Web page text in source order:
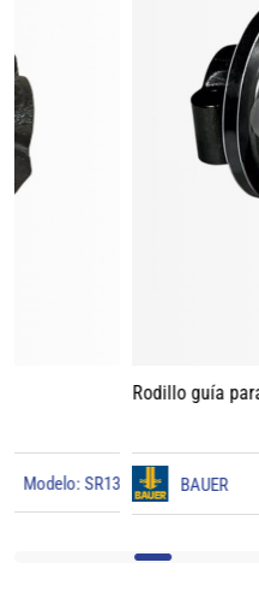
Rodillo guía para perforadora
BAUER